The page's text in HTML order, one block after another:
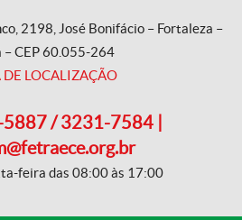
2198, José Bonifácio – Fortaleza –
– CEP 60.055-264
DE LOCALIZAÇÃO
/ 3231-7584 |
feira das 08:00 às 17:00